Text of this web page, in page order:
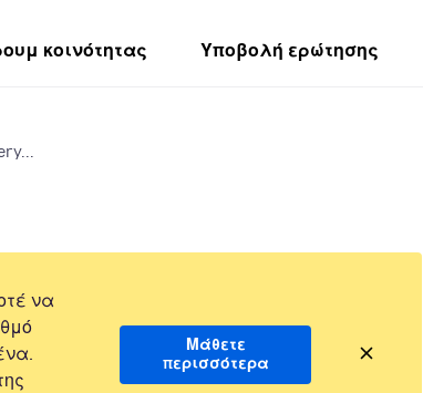
κοινότητας Υποβολή ερώτησης
να
Μάθετε
περισσότερα